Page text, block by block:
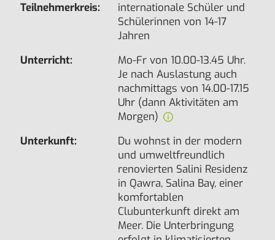
Teilnehmerkreis:
internationale Schüler und
Schülerinnen von 14-17
Jahren
Unterricht:
Mo-Fr von 10.00-13.45 Uhr.
Je nach Auslastung auch
nachmittags von 14.00-17.15
Uhr (dann Aktivitäten am
Morgen)
Unterkunft:
Du wohnst in der modern
und umweltfreundlich
renovierten Salini Residenz
in Qawra, Salina Bay, einer
komfortablen
Clubunterkunft direkt am
Meer. Die Unterbringung